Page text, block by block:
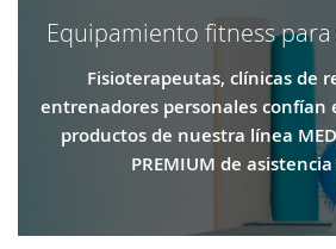
Equipamiento fitness
Fisioterapeutas, clínicas de
entrenadores personales confían
productos de nuestra línea
PREMIUM de